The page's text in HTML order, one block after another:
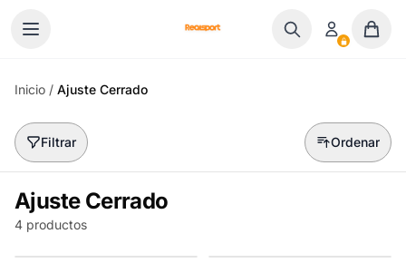
Inicio / Ajuste Cerrado
Filtrar Ordenar
Ajuste Cerrado
4 productos
AGREGAR